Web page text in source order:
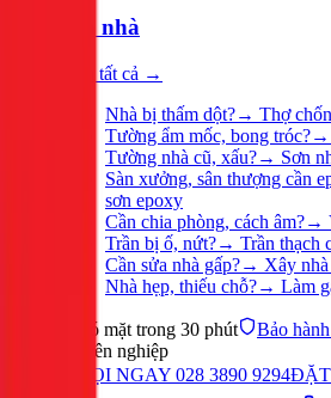
Sửa nhà
Xem tất cả →
Nhà bị thấm dột?→ Thợ
Tường ẩm mốc, bong tróc?→
Tường nhà cũ, xấu?→ Sơn
Sàn xưởng, sân thượng cần
sơn epoxy
Cần chia phòng, cách âm?→
Trần bị ố, nứt?→ Trần thạch
Cần sửa nhà gấp?→ Xây
Nhà hẹp, thiếu chỗ?→ Làm
Có mặt trong 30 phút Bảo
chuyên nghiệp
GỌI NGAY 028 3890 9294ĐẶT